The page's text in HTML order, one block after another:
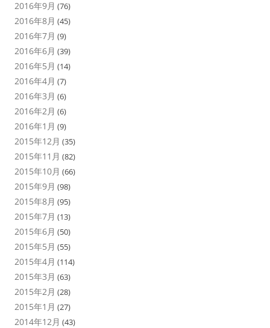
2016年9月 (76)
2016年8月 (45)
2016年7月 (9)
2016年6月 (39)
2016年5月 (14)
2016年4月 (7)
2016年3月 (6)
2016年2月 (6)
2016年1月 (9)
2015年12月 (35)
2015年11月 (82)
2015年10月 (66)
2015年9月 (98)
2015年8月 (95)
2015年7月 (13)
2015年6月 (50)
2015年5月 (55)
2015年4月 (114)
2015年3月 (63)
2015年2月 (28)
2015年1月 (27)
2014年12月 (43)